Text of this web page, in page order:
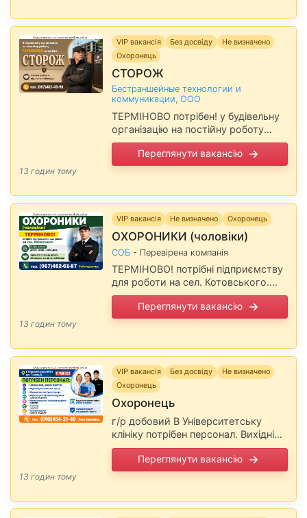
VIP вакансія Без досвіду
Не визначено
Охоронець
СТОРОЖ
Бестраншейные технологии и
коммуникации, ООО
ТЕРМІНОВО потрібен! у будівельну
організацію на постійну роботу
Умови роботи під час співбесіди.
Повідомте, будь ласка,
роботодавцю, що Ви прочитали
Переглянути вакансію
13 годин тому
VIP вакансія Не визначено Охоронець
ОХОРОНИКИ (чоловіки)
СОБ - Перевірена компанія
ТЕРМІНОВО! потрібні підприємству
для роботи на сел. Котовського.
Графік роботи: добові зміни – доба/
двоє. Зарплата та умови роботи
обговорюються під час співбесіди.
Переглянути вакансію
13 годин тому
VIP вакансія Без досвіду
Не визначено
Охоронець
Охоронець
г/р добовий В Університетську
клініку потрібен персонал. Вихідні
дні при денному графіку - субота та
неділя. Повний соцпакет, усі
державні гарантії. тел. (098)454-21-
Переглянути вакансію
13 годин тому